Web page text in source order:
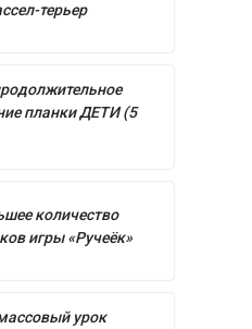
терьер
планки ДЕТИ (5
количество
игры «Ручеёк»
урок